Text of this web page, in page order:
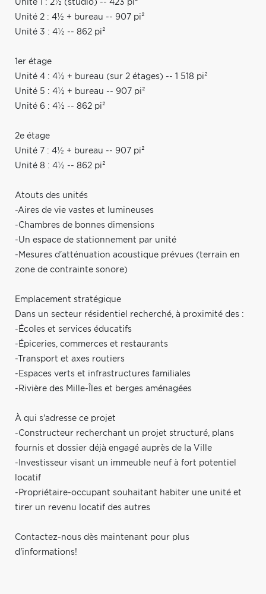
Unité 1 : 2½ (studio) -- 423 pi²
Unité 2 : 4½ + bureau -- 907 pi²
Unité 3 : 4½ -- 862 pi²
1er étage
Unité 4 : 4½ + bureau (sur 2 étages) -- 1 518 pi²
Unité 5 : 4½ + bureau -- 907 pi²
Unité 6 : 4½ -- 862 pi²
2e étage
Unité 7 : 4½ + bureau -- 907 pi²
Unité 8 : 4½ -- 862 pi²
Atouts des unités
-Aires de vie vastes et lumineuses
-Chambres de bonnes dimensions
-Un espace de stationnement par unité
-Mesures d'atténuation acoustique prévues (terrain en
zone de contrainte sonore)
Emplacement stratégique
Dans un secteur résidentiel recherché, à proximité des :
-Écoles et services éducatifs
-Épiceries, commerces et restaurants
-Transport et axes routiers
-Espaces verts et infrastructures familiales
-Rivière des Mille-Îles et berges aménagées
À qui s'adresse ce projet
-Constructeur recherchant un projet structuré, plans
fournis et dossier déjà engagé auprès de la Ville
-Investisseur visant un immeuble neuf à fort potentiel
locatif
-Propriétaire-occupant souhaitant habiter une unité et
tirer un revenu locatif des autres
Contactez-nous dès maintenant pour plus
d'informations!